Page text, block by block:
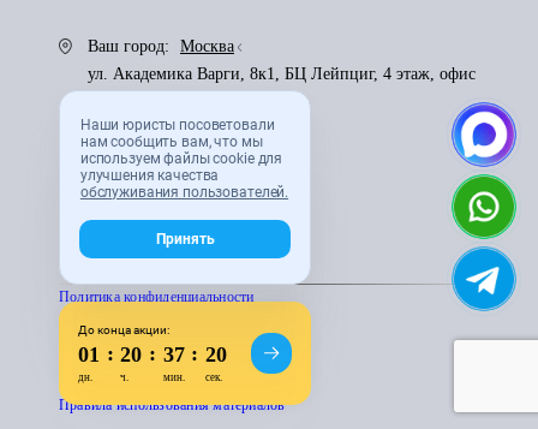
Наши юристы посоветовали
нам сообщить вам, что мы
используем файлы cookie для
улучшения качества
обслуживания пользователей.
Принять
До конца акции:
01
дн.
: 20
ч.
: 37
мин.
: 19
сек.
Ваш город:
Москва
ул. Академика Варги, 8к1, БЦ Лейпциг, 4 этаж, офис
Пн. - Пт.: с 9:00 до 18:00
Политика конфиденциальности
Пользователькое соглашение
Правила использования материалов